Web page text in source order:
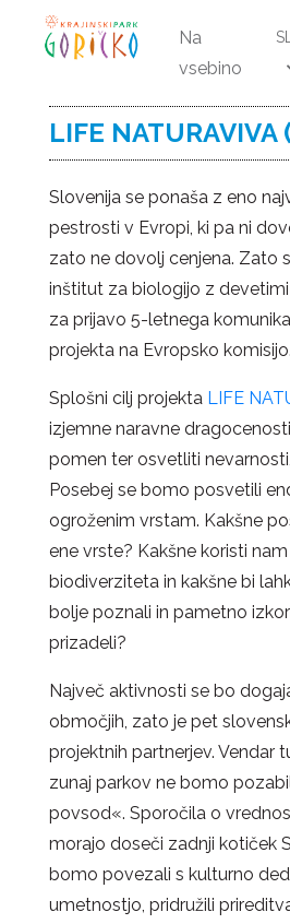
Na
vsebino
LIFE NATURAVIVA
Slovenija se ponaša z eno
pestrosti v Evropi, ki pa ni
zato ne dovolj cenjena. Zato
inštitut za biologijo z
za prijavo 5-letnega
projekta na Evropsko komisijo.
Splošni cilj projekta LIFE
izjemne naravne
pomen ter osvetliti
Posebej se bomo posvetili
ogroženim vrstam. Kakšne
ene vrste? Kakšne koristi
biodiverziteta in kakšne bi
bolje poznali in pametno
prizadeli?
Največ aktivnosti se bo
območjih, zato je pet
projektnih partnerjev. Vendar
zunaj parkov ne bomo
povsod«. Sporočila o
morajo doseči zadnji kotiček
bomo povezali s kulturno
umetnostjo, pridružili